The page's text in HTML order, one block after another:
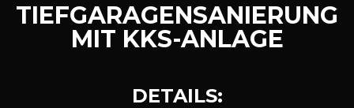
TIEFGARAGENSANIERUNG
MIT KKS-ANLAGE
DETAILS: